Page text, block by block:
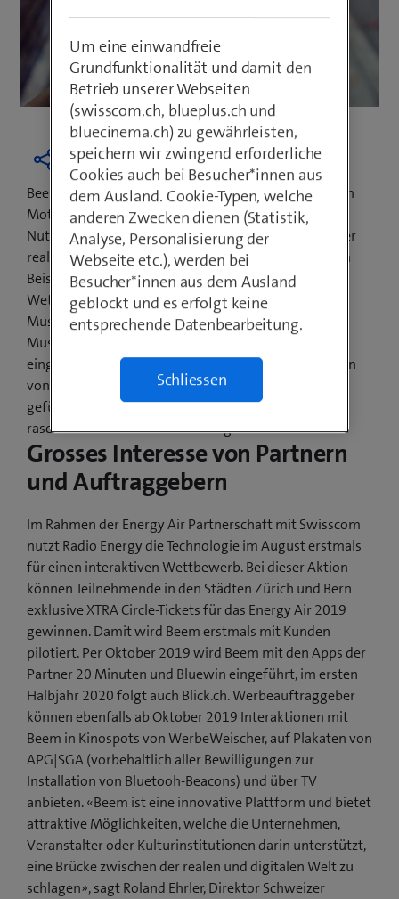
Beem macht mehr aus dem Moment – ganz nach dem
Motto: «Sehen, interagieren und Neues entdecken».
Nutzer, die Beem aktiviert haben, holen Inhalte aus der
realen Welt mit einem Klick aufs Smartphone, so zum
Beispiel Informationen, Videos, Angebote oder
Wettbewerbe. Die interaktive Plattform kann von
Museen, an Messen, bei Sport- und
Musikveranstaltungen oder für Werbeauftraggeber
eingesetzt werden. Beem ist ein innovatives Vorhaben
von Swisscom und wird wie ein Venture Start-up
geführt, um die Entwicklung agil voranzutreiben und
rasch Erkenntnisse am Markt zu gewinnen.
Grosses Interesse von Partnern
und Auftraggebern
Im Rahmen der Energy Air Partnerschaft mit Swisscom
nutzt Radio Energy die Technologie im August erstmals
für einen interaktiven Wettbewerb. Bei dieser Aktion
können Teilnehmende in den Städten Zürich und Bern
exklusive XTRA Circle-Tickets für das Energy Air 2019
gewinnen. Damit wird Beem erstmals mit Kunden
pilotiert. Per Oktober 2019 wird Beem mit den Apps der
Partner 20 Minuten und Bluewin eingeführt, im ersten
Halbjahr 2020 folgt auch Blick.ch. Werbeauftraggeber
können ebenfalls ab Oktober 2019 Interaktionen mit
Beem in Kinospots von WerbeWeischer, auf Plakaten von
APG|SGA (vorbehaltlich aller Bewilligungen zur
Installation von Bluetooh-Beacons) und über TV
anbieten. «Beem ist eine innovative Plattform und bietet
attraktive Möglichkeiten, welche die Unternehmen,
Veranstalter oder Kulturinstitutionen darin unterstützt,
eine Brücke zwischen der realen und digitalen Welt zu
schlagen», sagt Roland Ehrler, Direktor Schweizer
Um eine einwandfreie
Grundfunktionalität und damit den
Betrieb unserer Webseiten
(swisscom.ch, blueplus.ch und
bluecinema.ch) zu gewährleisten,
speichern wir zwingend erforderliche
Cookies auch bei Besucher*innen aus
dem Ausland. Cookie-Typen, welche
anderen Zwecken dienen (Statistik,
Analyse, Personalisierung der
Webseite etc.), werden bei
Besucher*innen aus dem Ausland
geblockt und es erfolgt keine
entsprechende Datenbearbeitung.
Schliessen